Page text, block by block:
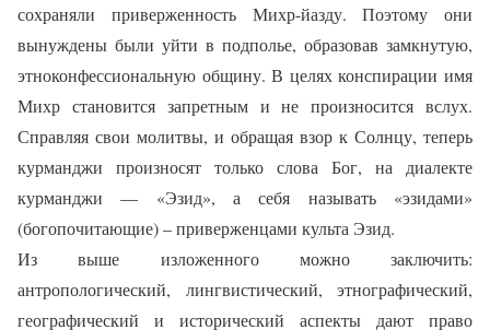
сохраняли приверженность Михр-йазду. Поэтому они
вынуждены были уйти в подполье, образовав замкнутую,
этноконфессиональную общину. В целях конспирации имя
Михр становится запретным и не произносится вслух.
Справляя свои молитвы, и обращая взор к Солнцу, теперь
курманджи произносят только слова Бог, на диалекте
курманджи — «Эзид», а себя называть «эзидами»
(богопочитающие) – приверженцами культа Эзид.
Из выше изложенного можно заключить:
антропологический, лингвистический, этнографический,
географический и исторический аспекты дают право